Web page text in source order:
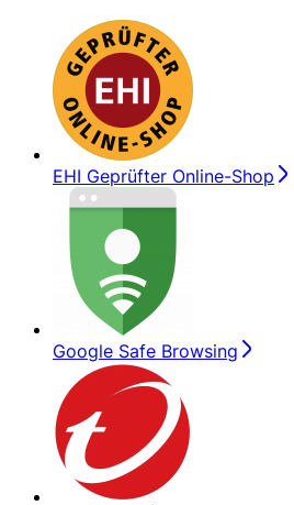
EHI Geprüfter Online-Shop
Google Safe Browsing